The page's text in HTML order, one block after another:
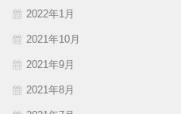
2022年1月
2021年10月
2021年9月
2021年8月